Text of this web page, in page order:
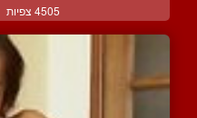
4505 צפיות